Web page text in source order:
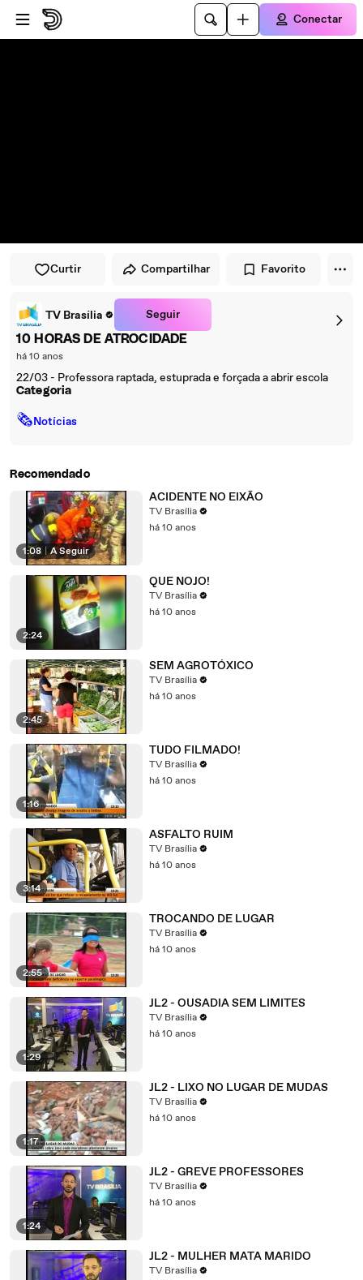
Pular para o player
Ir para o conteúdo principal
Conectar
Curtir Compartilhar Favorito
TV Brasília Seguir
10 HORAS DE ATROCIDADE
há 10 anos
22/03 - Professora raptada, estuprada e forçada a abrir escola
Categoria
🗞Notícias
Recomendado
1:08 A Seguir
ACIDENTE NO EIXÃO
TV Brasília
há 10 anos
2:24
QUE NOJO!
TV Brasília
há 10 anos
2:45
SEM AGROTÓXICO
TV Brasília
há 10 anos
1:16
TUDO FILMADO!
TV Brasília
há 10 anos
3:14
ASFALTO RUIM
TV Brasília
há 10 anos
2:55
TROCANDO DE LUGAR
TV Brasília
há 10 anos
1:29
JL2 - OUSADIA SEM LIMITES
TV Brasília
há 10 anos
1:17
JL2 - LIXO NO LUGAR DE MUDAS
TV Brasília
há 10 anos
1:24
JL2 - GREVE PROFESSORES
TV Brasília
há 10 anos
JL2 - MULHER MATA MARIDO
TV Brasília